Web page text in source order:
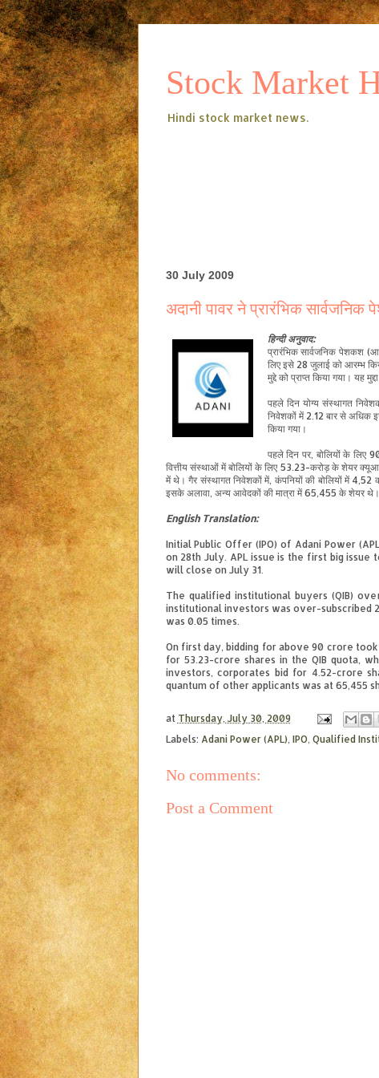
Stock Market
Hindi stock market news.
30 July 2009
अदानी पावर ने प्रारंभिक
हिन्दीअनुवाद:
प्रारंभिक सार्वजनिक पेशकश
लिए इसे 28 जुलाई को आरम्भ
मुद्देको प्राप्त किया गया। यह
पहले दिन योग्य संस्थागत
निवेशकों में 2.12 बार से अधिक
किया गया।
पहले दिन पर, बोलियों के लिए
वित्तीय संस्थाओं में बोलियों के लिए 53.23-करोड़ के शेयर
में थे। गैर संस्थागत निवेशकों में, कंपनियों की बोलियों में
इसके अलावा, अन्य आवेदकों की मात्रा में 65,455 के शेयर थे।
English Translation:
Initial Public Offer (IPO) of Adani Power
on 28th July. APL issue is the first big
will close on July 31.
The qualified institutional buyers (QIB)
institutional investors was over-subscribed
was 0.05 times.
On first day, bidding for above 90 crore
for 53.23-crore shares in the QIB quota,
investors, corporates bid for 4.52-crore
quantum of other applicants was at 65,455
at Thursday, July 30, 2009
Labels: Adani Power (APL), IPO, Qualified
No comments:
Post a Comment